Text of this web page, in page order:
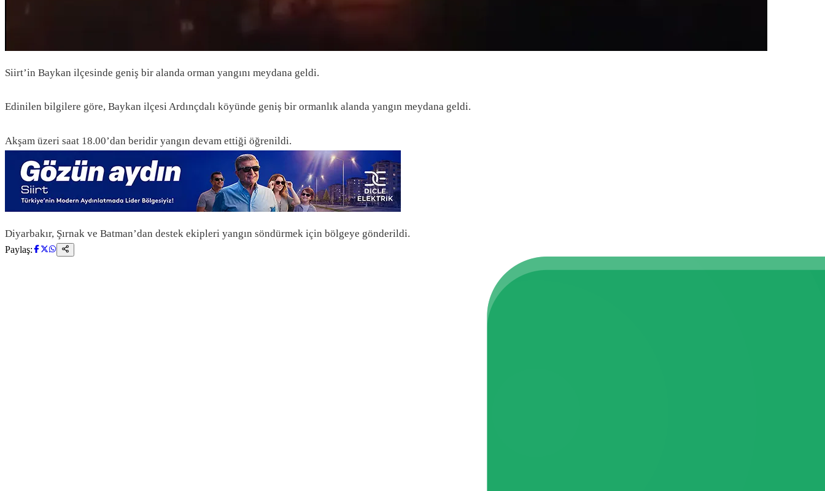
Siirt’in Baykan ilçesinde geniş bir alanda orman yangını meydana geldi.
Edinilen bilgilere göre, Baykan ilçesi Ardınçdalı köyünde geniş bir ormanlık alanda yangın meydana geldi.
Akşam üzeri saat 18.00’dan beridir yangın devam ettiği öğrenildi.
Diyarbakır, Şırnak ve Batman’dan destek ekipleri yangın söndürmek için bölgeye gönderildi.
Paylaş: